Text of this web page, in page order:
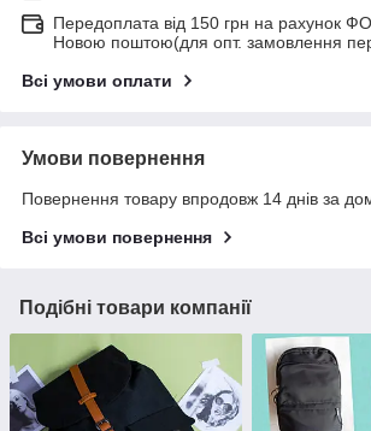
Передоплата від 150 грн на рахунок
Новою поштою(для опт. замовлення
Всі умови оплати
Умови повернення
Повернення товару впродовж 14 днів за
Всі умови повернення
Подібні товари компанії